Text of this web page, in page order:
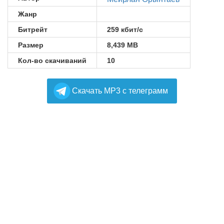
Жанр
Битрейт
259 кбит/с
Размер
8,439 MB
Кол-во скачиваний
10
Cкачать MP3 с телеграмм